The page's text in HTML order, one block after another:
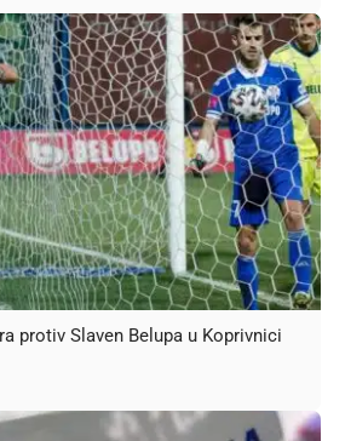
protiv Slaven Belupa u Koprivnici